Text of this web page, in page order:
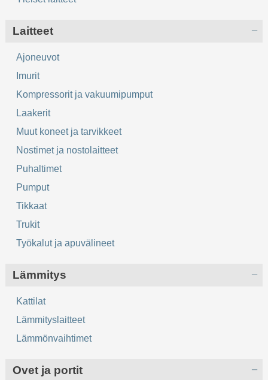
Laitteet
Ajoneuvot
Imurit
Kompressorit ja vakuumipumput
Laakerit
Muut koneet ja tarvikkeet
Nostimet ja nostolaitteet
Puhaltimet
Pumput
Tikkaat
Trukit
Työkalut ja apuvälineet
Lämmitys
Kattilat
Lämmityslaitteet
Lämmönvaihtimet
Ovet ja portit